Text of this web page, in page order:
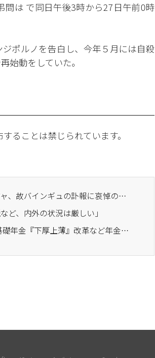
は で同日午後3時から27日午前0時
ポルノを告白し、今年５月には自殺
始動をしていた。
ることは禁じられています。
· ユーチューバーのヤサイマとゴギナムジャ、故バインギュの訃報に哀悼の意を表明
ど、内外の状況は厳しい」
· 保健福祉部、2026年下半期業務報告…基礎年金『下厚上薄』改革など年金制度の見直しへ